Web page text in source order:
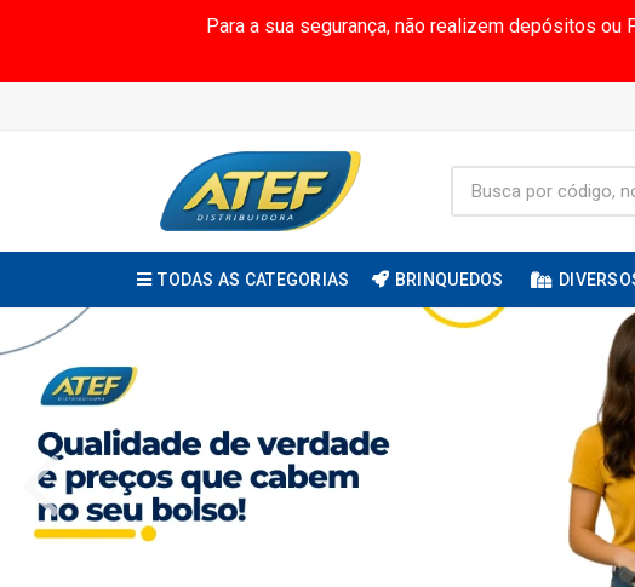
Para a sua segurança, não realizem depósitos
TODAS AS CATEGORIAS BRINQUEDOS